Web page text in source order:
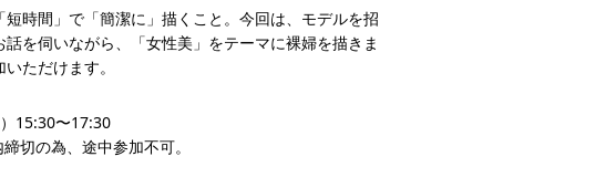
時間」で「簡潔に」描くこと。今回は、モデルを招
を伺いながら、「女性美」をテーマに裸婦を描きま
ただけます。
15:30〜17:30
の為、途中参加不可。